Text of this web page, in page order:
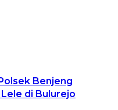
Benjeng
di Bulurejo